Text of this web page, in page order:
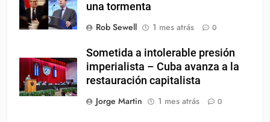
una tormenta
Rob Sewell
1 mes atrás 0
Sometida a intolerable presión
imperialista – Cuba avanza a la
restauración capitalista
Jorge Martin
1 mes atrás 0